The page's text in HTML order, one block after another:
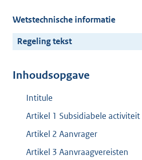
Wetstechnische informatie
Regeling tekst
Inhoudsopgave
Intitule
Artikel 1 Subsidiabele activiteit
Artikel 2 Aanvrager
Artikel 3 Aanvraagvereisten